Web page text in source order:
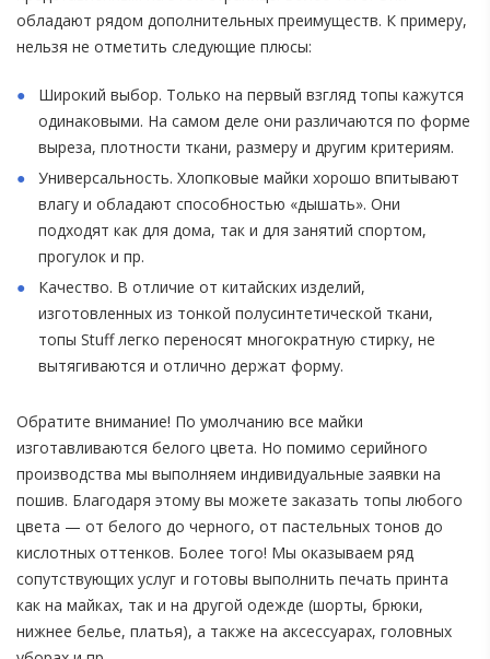
обладают рядом дополнительных преимуществ. К примеру,
нельзя не отметить следующие плюсы:
Широкий выбор. Только на первый взгляд топы кажутся
одинаковыми. На самом деле они различаются по форме
выреза, плотности ткани, размеру и другим критериям.
Универсальность. Хлопковые майки хорошо впитывают
влагу и обладают способностью «дышать». Они
подходят как для дома, так и для занятий спортом,
прогулок и пр.
Качество. В отличие от китайских изделий,
изготовленных из тонкой полусинтетической ткани,
топы Stuff легко переносят многократную стирку, не
вытягиваются и отлично держат форму.
Обратите внимание! По умолчанию все майки
изготавливаются белого цвета. Но помимо серийного
производства мы выполняем индивидуальные заявки на
пошив. Благодаря этому вы можете заказать топы любого
цвета — от белого до черного, от пастельных тонов до
кислотных оттенков. Более того! Мы оказываем ряд
сопутствующих услуг и готовы выполнить печать принта
как на майках, так и на другой одежде (шорты, брюки,
нижнее белье, платья), а также на аксессуарах, головных